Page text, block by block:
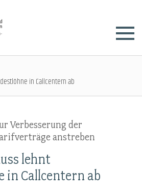
in Callcentern ab
Verbesserung der
anstreben
lehnt
in Callcentern ab